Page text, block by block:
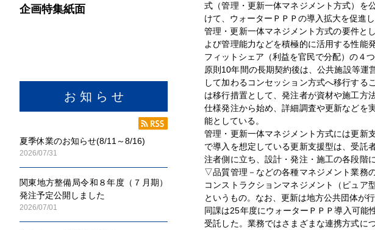
企画特集紙面
お 知 ら せ
夏季休業のお知らせ(8/11～8/16)
2026/07/31
関東地方整備局令和８年度（７月期）
発注予定公開しました
2026/07/01
式（管理・更新一体マネジメント方式）を
けて、ウォーターＰＰＰの導入拡大を促進し
管理・更新一体マネジメント方式の要件と
よび管理能力などを積極的に活用する性能
フィットシェア（利益を官民で分配）の４つ
原則10年間の長期契約後は、公共施設等運
して加わるコンセッション方式へ移行する
は移行措置として、発注者が資材や施工方
仕様発注から始め、詳細調査や更新などを
能としている。
管理・更新一体マネジメント方式には更新
で導入を想定している更新支援型は、受託
注者側に立ち、設計・発注・施工の各段
▽品質管理－などの各種マネジメント業務
コンストラクションマネジメント（ピュア
というもの。なお、更新は地方公共団体が行
同課は25年度にウォーターＰＰＰ導入可能
受託した。業務ではさまざまな連携方式に